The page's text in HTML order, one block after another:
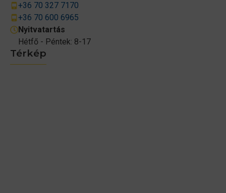
Térkép
+36 70 327 7170
+36 70 600 6965
Nyitvatartás
Hétfő - Péntek: 8-17